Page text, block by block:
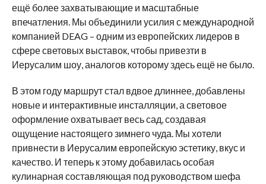
ещё более захватывающие и масштабные
впечатления. Мы объединили усилия с международной
компанией DEAG – одним из европейских лидеров в
сфере световых выставок, чтобы привезти в
Иерусалим шоу, аналогов которому здесь ещё не было.
В этом году маршрут стал вдвое длиннее, добавлены
новые и интерактивные инсталляции, а световое
оформление охватывает весь сад, создавая
ощущение настоящего зимнего чуда. Мы хотели
привнести в Иерусалим европейскую эстетику, вкус и
качество. И теперь к этому добавилась особая
кулинарная составляющая под руководством шефа